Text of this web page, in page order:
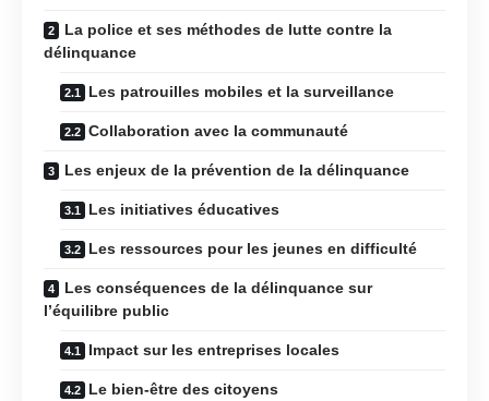
La police et ses méthodes de lutte contre la
délinquance
Les patrouilles mobiles et la surveillance
Collaboration avec la communauté
Les enjeux de la prévention de la délinquance
Les initiatives éducatives
Les ressources pour les jeunes en difficulté
Les conséquences de la délinquance sur
l’équilibre public
Impact sur les entreprises locales
Le bien-être des citoyens